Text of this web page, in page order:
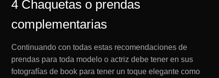
4 Chaquetas o prendas
complementarias
Continuando con todas estas recomendaciones de
prendas para toda modelo o actriz debe tener en sus
fotografías de book para tener un toque elegante como